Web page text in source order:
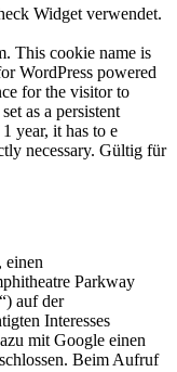
Widget verwendet.
This cookie name is
WordPress powered
for the visitor to
as a persistent
year, it has to e
necessary. Gültig für
einen
Parkway
auf der
Interesses
mit Google einen
Beim Aufruf